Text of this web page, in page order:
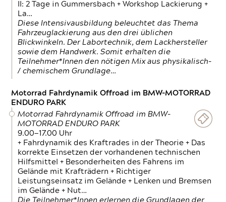
II: 2 Tage in Gummersbach + Workshop Lackierung +
La…
Diese Intensivausbildung beleuchtet das Thema
Fahrzeuglackierung aus den drei üblichen
Blickwinkeln. Der Labortechnik, dem Lackhersteller
sowie dem Handwerk. Somit erhalten die
Teilnehmer*Innen den nötigen Mix aus physikalisch-
/ chemischem Grundlage…
Motorrad Fahrdynamik Offroad im BMW-MOTORRAD
ENDURO PARK
Motorrad Fahrdynamik Offroad im BMW-
MOTORRAD ENDURO PARK
9.00—17.00 Uhr
+ Fahrdynamik des Kraftrades in der Theorie + Das
korrekte Einsetzen der vorhandenen technischen
Hilfsmittel + Besonderheiten des Fahrens im
Gelände mit Krafträdern + Richtiger
Leistungseinsatz im Gelände + Lenken und Bremsen
im Gelände + Nut…
Die Teilnehmer*Innen erlernen die Grundlagen der